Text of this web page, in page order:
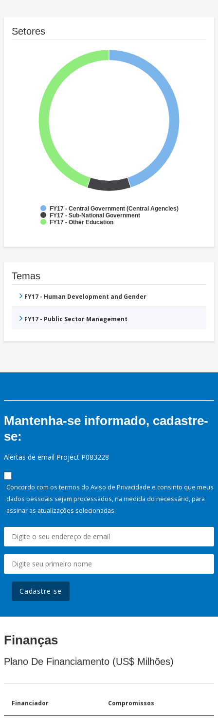
Setores
FY17 - Central Government (Central Agencies)
FY17 - Sub-National Government
FY17 - Other Education
Temas
FY17 - Human Development and Gender
FY17 - Public Sector Management
Mantenha-se informado, cadastre-
se:
Alertas de email Project P083228
Concordo com os termos do Aviso de Privacidade e consinto que meus
dados pessoais sejam processados, na medida do necessário, para
assinar as atualizações selecionadas.
Cadastre-se
Finanças
Plano De Financiamento (US$ Milhões)
Financiador Compromissos